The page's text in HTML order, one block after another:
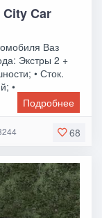
City Car
Ваз
Экстры 2 +
• Сток.
•
Подробнее
68